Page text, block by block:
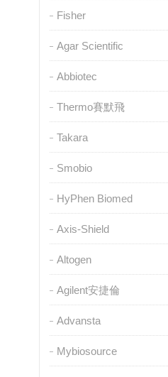
Fisher
Agar Scientific
Abbiotec
Thermo賽默飛
Takara
Smobio
HyPhen Biomed
Axis-Shield
Altogen
Agilent安捷倫
Advansta
Mybiosource